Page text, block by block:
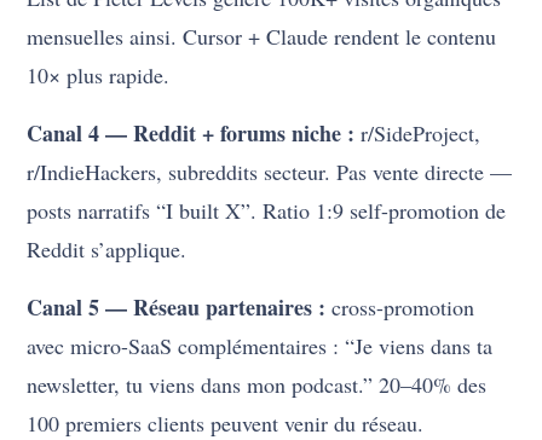
mensuelles ainsi. Cursor + Claude rendent le contenu
10× plus rapide.
Canal 4 — Reddit + forums niche : r/SideProject,
r/IndieHackers, subreddits secteur. Pas vente directe —
posts narratifs “I built X”. Ratio 1:9 self-promotion de
Reddit s’applique.
Canal 5 — Réseau partenaires : cross-promotion
avec micro-SaaS complémentaires : “Je viens dans ta
newsletter, tu viens dans mon podcast.” 20–40% des
100 premiers clients peuvent venir du réseau.